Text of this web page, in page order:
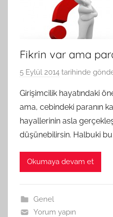
Fikrin var ama
5 Eylül 2014 tarihinde
Girişimcilik hayatındaki
ama, cebindeki paranın
hayallerinin asla
düşünebilirsin. Halbuki
Okumaya devam et
Genel
Yorum yapın